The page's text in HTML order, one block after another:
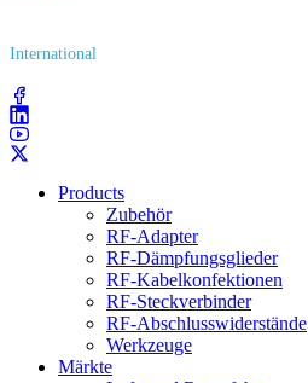
International
Products
Zubehör
RF-Adapter
RF-Dämpfungsglieder
RF-Kabelkonfektionen
RF-Steckverbinder
RF-Abschlusswiderstände
Werkzeuge
Märkte